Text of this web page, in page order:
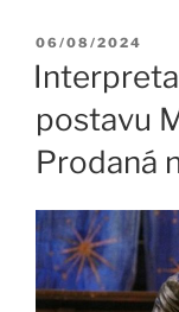
Publikované
06/08/2024
postavu
Prodaná